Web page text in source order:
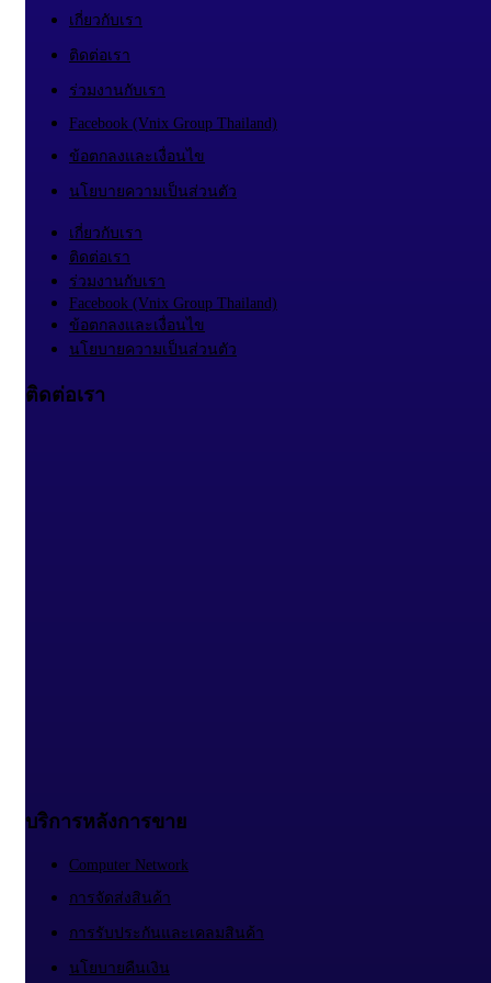
เกี่ยวกับเรา
ติดต่อเรา
ร่วมงานกับเรา
Facebook (Vnix Group Thailand)
ข้อตกลงและเงื่อนไข
นโยบายความเป็นส่วนตัว
เกี่ยวกับเรา
ติดต่อเรา
ร่วมงานกับเรา
Facebook (Vnix Group Thailand)
ข้อตกลงและเงื่อนไข
นโยบายความเป็นส่วนตัว
ติดต่อเรา
บริการหลังการขาย
Computer Network
การจัดส่งสินค้า
การรับประกันและเคลมสินค้า
นโยบายคืนเงิน